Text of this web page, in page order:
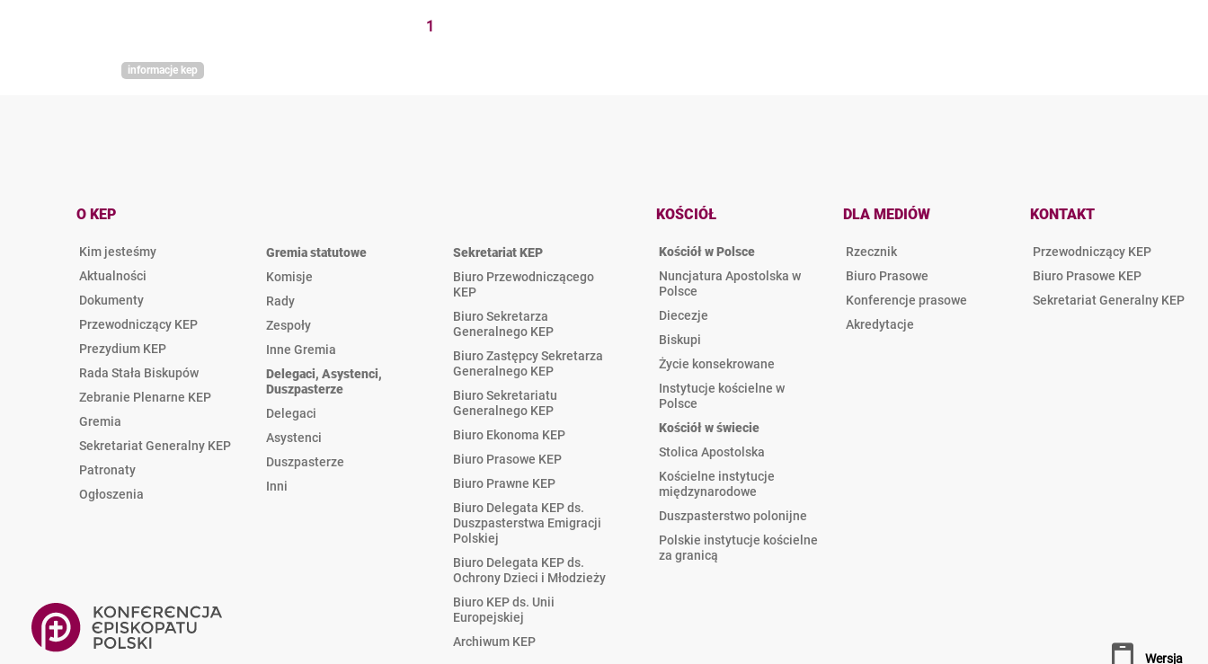
1
informacje kep
O KEP
Kim jesteśmy
Aktualności
Dokumenty
Przewodniczący KEP
Prezydium KEP
Rada Stała Biskupów
Zebranie Plenarne KEP
Gremia
Sekretariat Generalny KEP
Patronaty
Ogłoszenia
Gremia statutowe
Komisje
Rady
Zespoły
Inne Gremia
Delegaci, Asystenci,
Duszpasterze
Delegaci
Asystenci
Duszpasterze
Inni
Sekretariat KEP
Biuro Przewodniczącego
KEP
Biuro Sekretarza
Generalnego KEP
Biuro Zastępcy Sekretarza
Generalnego KEP
Biuro Sekretariatu
Generalnego KEP
Biuro Ekonoma KEP
Biuro Prasowe KEP
Biuro Prawne KEP
Biuro Delegata KEP ds.
Duszpasterstwa Emigracji
Polskiej
Biuro Delegata KEP ds.
Ochrony Dzieci i Młodzieży
Biuro KEP ds. Unii
Europejskiej
Archiwum KEP
KOŚCIÓŁ
Kościół w Polsce
Nuncjatura Apostolska w
Polsce
Diecezje
Biskupi
Życie konsekrowane
Instytucje kościelne w
Polsce
Kościół w świecie
Stolica Apostolska
Kościelne instytucje
międzynarodowe
Duszpasterstwo polonijne
Polskie instytucje kościelne
za granicą
DLA MEDIÓW
Rzecznik
Biuro Prasowe
Konferencje prasowe
Akredytacje
KONTAKT
Przewodniczący KEP
Biuro Prasowe KEP
Sekretariat Generalny KEP
wersja